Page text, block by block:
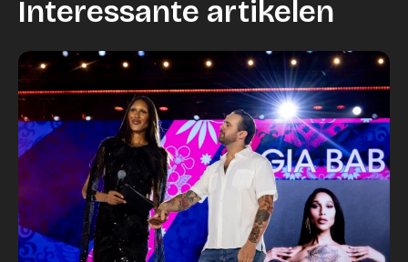
Interessante artikelen